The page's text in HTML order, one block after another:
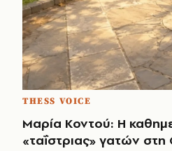
THESS VOICE
Μαρία Κοντού: Η
«ταΐστριας» γατών